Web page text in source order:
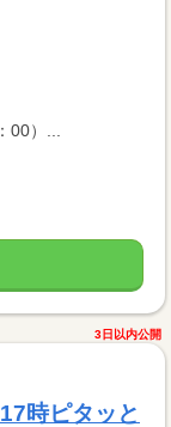
）...
3日以内公開
時ピタッと